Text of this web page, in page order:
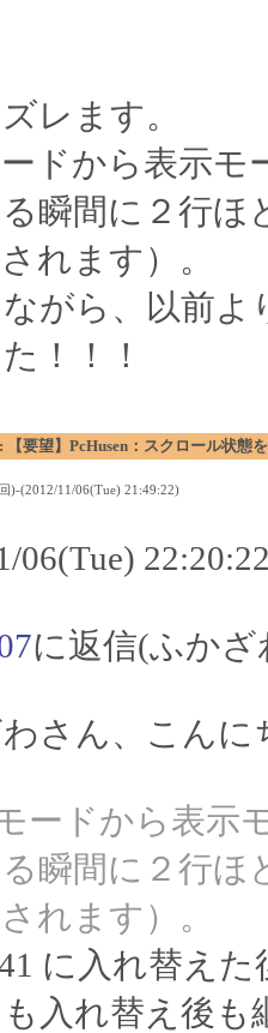
レます。
ドから表示
瞬間に２行ほ
れます）。
がら、以前
！！！
【要望】PcHusen：スクロール状態
)-(2012/11/06(Tue) 21:49:22)
06(Tue)
に返信(ふか
さん、こんに
ードから表示
瞬間に２行ほ
れます）。
に入れ替え
入れ替え後も